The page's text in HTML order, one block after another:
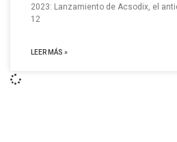
2023: Lanzamiento de Acsodix, el
12
LEER MÁS »